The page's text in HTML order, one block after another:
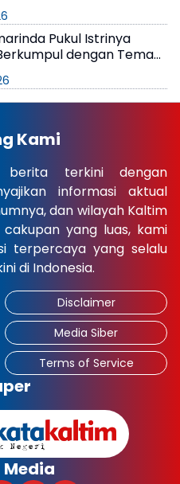
Pukul Istrinya
dengan Teman
Kami
berita terkini dengan
informasi aktual
dan wilayah Kaltim
yang luas, kami
terpercaya yang selalu
di Indonesia.
Disclaimer
Media Siber
Terms of Service